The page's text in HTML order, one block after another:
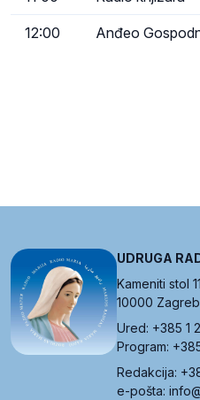
12:00 Anđeo
UDRUGA
Kameniti stol 11
10000
Ured: +385 1
Program:
Redakcija:
e-pošta: